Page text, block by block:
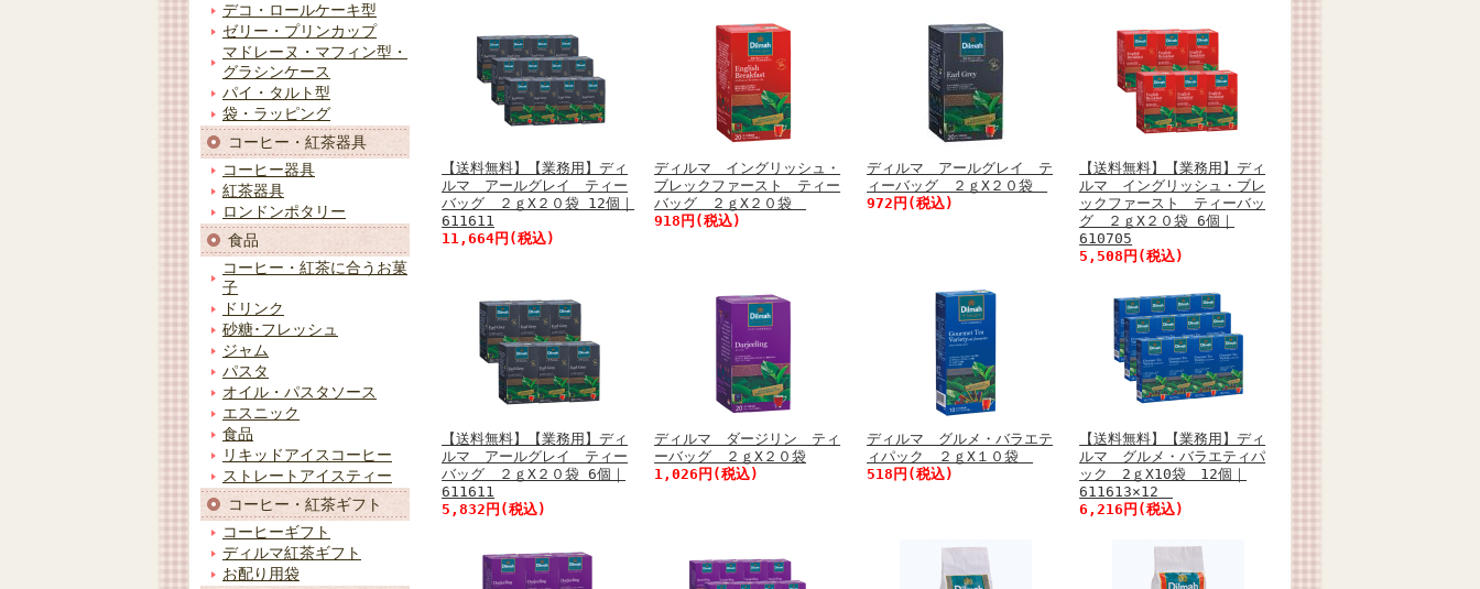
デコ・ロールケーキ型
ゼリー・プリンカップ
マドレーヌ・マフィン型・
グラシンケース
パイ・タルト型
袋・ラッピング
コーヒー・紅茶器具
コーヒー器具
紅茶器具
ロンドンポタリー
食品
コーヒー・紅茶に合うお菓
子
ドリンク
砂糖･フレッシュ
ジャム
パスタ
オイル・パスタソース
エスニック
食品
リキッドアイスコーヒー
ストレートアイスティー
コーヒー・紅茶ギフト
コーヒーギフト
ディルマ紅茶ギフト
お配り用袋
【送料無料】【業務用】ディ
ルマ アールグレイ ティー
バッグ ２ｇX２０袋 12個｜
611611
11,664円(税込)
ディルマ イングリッシュ・
ブレックファースト ティー
バッグ ２ｇX２０袋
918円(税込)
ディルマ アールグレイ テ
ィーバッグ ２ｇX２０袋
972円(税込)
【送料無料】【業務用】ディ
ルマ イングリッシュ・ブレ
ックファースト ティーバッ
グ ２ｇX２０袋 6個｜
610705
5,508円(税込)
【送料無料】【業務用】ディ
ルマ アールグレイ ティー
バッグ ２ｇX２０袋 6個｜
611611
5,832円(税込)
ディルマ ダージリン ティ
ーバッグ ２ｇX２０袋
1,026円(税込)
ディルマ グルメ・バラエテ
ィパック ２ｇX１０袋
518円(税込)
【送料無料】【業務用】ディ
ルマ グルメ・バラエティパ
ック 2ｇX10袋 12個｜
611613×12
6,216円(税込)